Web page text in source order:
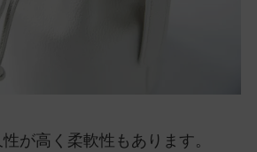
が高く柔軟性もあります。